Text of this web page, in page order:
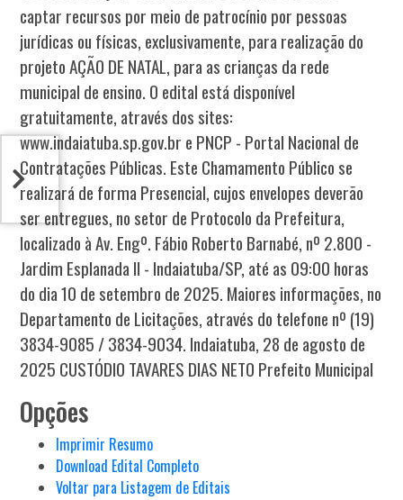
captar recursos por meio de patrocínio por pessoas
jurídicas ou físicas, exclusivamente, para realização do
projeto AÇÃO DE NATAL, para as crianças da rede
municipal de ensino. O edital está disponível
gratuitamente, através dos sites:
www.indaiatuba.sp.gov.br e PNCP - Portal Nacional de
Contratações Públicas. Este Chamamento Público se
realizará de forma Presencial, cujos envelopes deverão
ser entregues, no setor de Protocolo da Prefeitura,
localizado à Av. Engº. Fábio Roberto Barnabé, nº 2.800 -
Jardim Esplanada II - Indaiatuba/SP, até as 09:00 horas
do dia 10 de setembro de 2025. Maiores informações, no
Departamento de Licitações, através do telefone nº (19)
3834-9085 / 3834-9034. Indaiatuba, 28 de agosto de
2025 CUSTÓDIO TAVARES DIAS NETO Prefeito Municipal
Opções
Imprimir Resumo
Download Edital Completo
Voltar para Listagem de Editais